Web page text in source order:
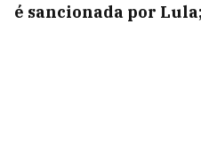
é sancionada por